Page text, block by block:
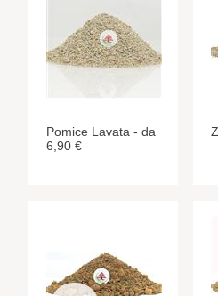
Pomice Lavata - da
6,90 €